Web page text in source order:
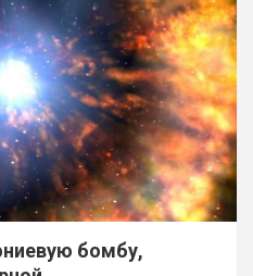
бомбу,